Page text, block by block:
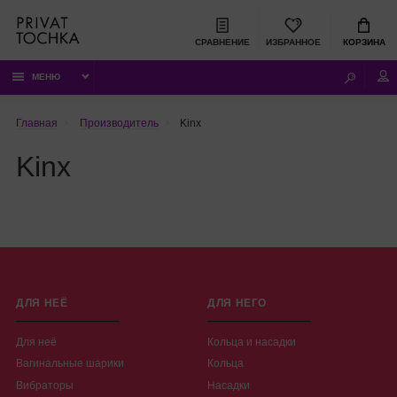
СРАВНЕНИЕ ИЗБРАННОЕ КОРЗИНА
МЕНЮ
Главная Производитель Kinx
Kinx
ДЛЯ НЕЁ
Для неё
Вагинальные шарики
Вибраторы
ДЛЯ НЕГО
Кольца и насадки
Кольца
Насадки